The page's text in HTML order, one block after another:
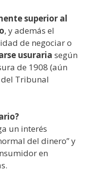
superior al
, y además el
de negociar o
usuraria según
de 1908 (aún
Tribunal
un interés
del dinero” y
en